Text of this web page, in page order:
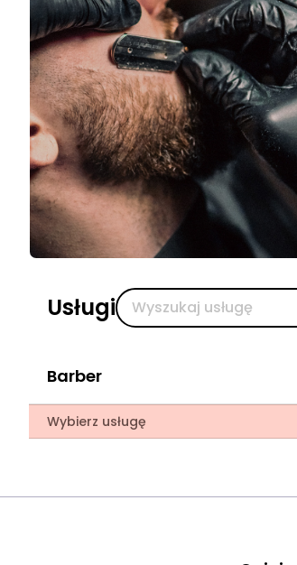
Usługi
Barber
Wybierz usługę